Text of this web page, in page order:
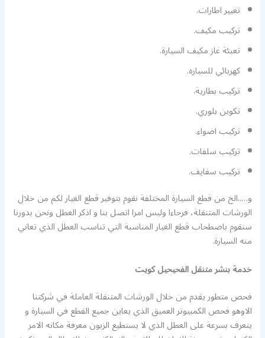
تغيير اطارات.
تركيب مكيف.
تعبئة غاز مكيف السيارة.
كهربائي للسياره.
تركيب بطارية.
تكوين بلوري.
تركيب اضواء.
تركيب سلفات.
تركيب سفايف.
و…..الخ من قطع السيارة المختلفة نقوم بتوفير قطع الغيار لكم من خلال
الورشات المتنقلة، فرجاءا وليس امرا اتصل بنا و اذكر العطل ونحن بدورنا
سنقوم باصطحاب قطع الغيار المناسبة التي تناسب العطل الذي تعاني
منه السيارة.
خدمة بنشر متنقل الفحيحيل كويت
فحص متطور يقدم من خلال الورشات المتنقلة العاملة في شركتنا
الاوهو فحص الكمبيوتر العميق الذي يعاين جميع القطع في السيارة و
يتعرف بسرعة على العطل الذي لا يستطيع الزبون معرفة مكانه الامر